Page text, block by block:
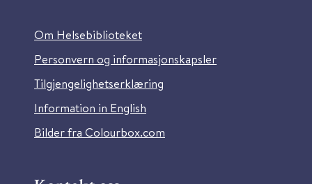
Om Helsebiblioteket
Personvern og informasjonskapsler
Tilgjengelighetserklæring
Information in English
Bilder fra Colourbox.com